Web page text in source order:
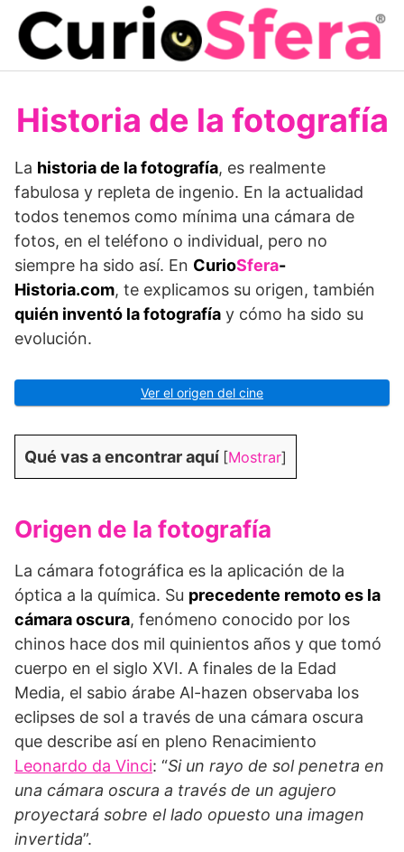
Saltar
contenido
Historia de la fotografía
La historia de la fotografía, es realmente
fabulosa y repleta de ingenio. En la actualidad
todos tenemos como mínima una cámara de
fotos, en el teléfono o individual, pero no
siempre ha sido así. En CurioSfera-
Historia.com, te explicamos su origen, también
quién inventó la fotografía y cómo ha sido su
evolución.
Ver el origen del cine
Qué vas a encontrar aquí [Mostrar]
Origen de la fotografía
La cámara fotográfica es la aplicación de la
óptica a la química. Su precedente remoto es la
cámara oscura, fenómeno conocido por los
chinos hace dos mil quinientos años y que tomó
cuerpo en el siglo XVI. A finales de la Edad
Media, el sabio árabe Al-hazen observaba los
eclipses de sol a través de una cámara oscura
que describe así en pleno Renacimiento
Leonardo da Vinci: “Si un rayo de sol penetra en
una cámara oscura a través de un agujero
proyectará sobre el lado opuesto una imagen
invertida”.